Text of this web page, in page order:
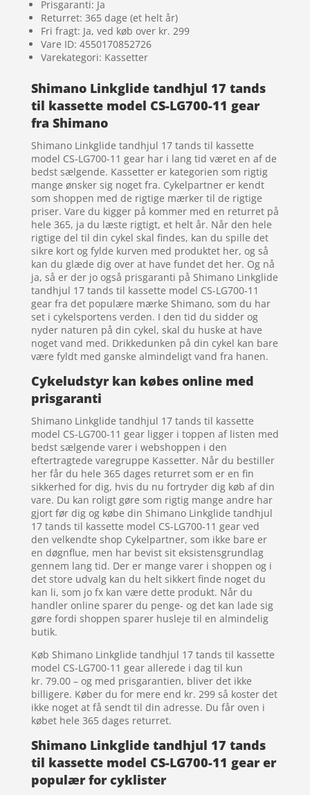
Prisgaranti: Ja
Returret: 365 dage (et helt år)
Fri fragt: Ja, ved køb over kr. 299
Vare ID: 4550170852726
Varekategori: Kassetter
Shimano Linkglide tandhjul 17 tands
til kassette model CS-LG700-11 gear
fra Shimano
Shimano Linkglide tandhjul 17 tands til kassette
model CS-LG700-11 gear har i lang tid været en af de
bedst sælgende. Kassetter er kategorien som rigtig
mange ønsker sig noget fra. Cykelpartner er kendt
som shoppen med de rigtige mærker til de rigtige
priser. Vare du kigger på kommer med en returret på
hele 365, ja du læste rigtigt, et helt år. Når den hele
rigtige del til din cykel skal findes, kan du spille det
sikre kort og fylde kurven med produktet her, og så
kan du glæde dig over at have fundet det her. Og nå
ja, så er der jo også prisgaranti på Shimano Linkglide
tandhjul 17 tands til kassette model CS-LG700-11
gear fra det populære mærke Shimano, som du har
set i cykelsportens verden. I den tid du sidder og
nyder naturen på din cykel, skal du huske at have
noget vand med. Drikkedunken på din cykel kan bare
være fyldt med ganske almindeligt vand fra hanen.
Cykeludstyr kan købes online med
prisgaranti
Shimano Linkglide tandhjul 17 tands til kassette
model CS-LG700-11 gear ligger i toppen af listen med
bedst sælgende varer i webshoppen i den
eftertragtede varegruppe Kassetter. Når du bestiller
her får du hele 365 dages returret som er en fin
sikkerhed for dig, hvis du nu fortryder dig køb af din
vare. Du kan roligt gøre som rigtig mange andre har
gjort før dig og købe din Shimano Linkglide tandhjul
17 tands til kassette model CS-LG700-11 gear ved
den velkendte shop Cykelpartner, som ikke bare er
en døgnflue, men har bevist sit eksistensgrundlag
gennem lang tid. Der er mange varer i shoppen og i
det store udvalg kan du helt sikkert finde noget du
kan li, som jo fx kan være dette produkt. Når du
handler online sparer du penge- og det kan lade sig
gøre fordi shoppen sparer husleje til en almindelig
butik.
Køb Shimano Linkglide tandhjul 17 tands til kassette
model CS-LG700-11 gear allerede i dag til kun
kr. 79.00 – og med prisgarantien, bliver det ikke
billigere. Køber du for mere end kr. 299 så koster det
ikke noget at få sendt til din adresse. Du får oven i
købet hele 365 dages returret.
Shimano Linkglide tandhjul 17 tands
til kassette model CS-LG700-11 gear er
populær for cyklister